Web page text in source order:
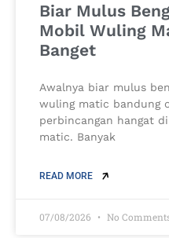
Biar Mulus
Mobil Wuling
Banget
Awalnya biar mulus
wuling matic bandung
perbincangan hangat
matic. Banyak
READ MORE
07/08/2026 No